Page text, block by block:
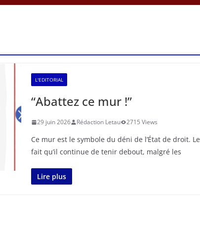
L'EDITORIAL
“Abattez ce mur !”
29 juin 2026 Rédaction Letau 2715 Views
Ce mur est le symbole du déni de l’État de droit. Le
fait qu’il continue de tenir debout, malgré les
Lire plus